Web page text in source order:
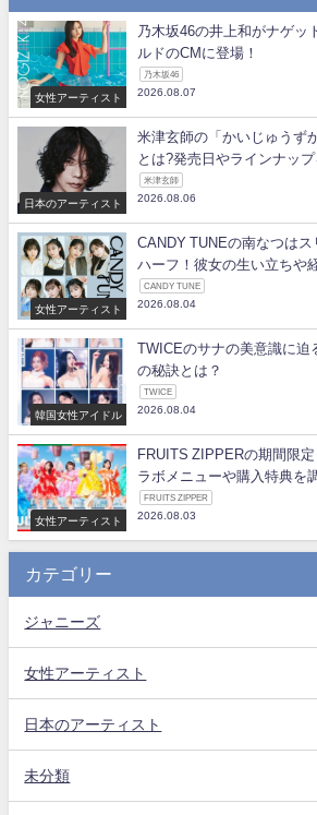
女性アーティスト
乃木坂46の井上和がナゲッ
ルドのCMに登場！
乃木坂46
2026.08.07
日本のアーティスト
米津玄師の「かいじゅうず
とは?発売日やラインナップ
米津玄師
2026.08.06
女性アーティスト
CANDY TUNEの南なつは
ハーフ！彼女の生い立ちや
CANDY TUNE
2026.08.04
韓国女性アイドル
TWICEのサナの美意識に
の秘訣とは？
TWICE
2026.08.04
女性アーティスト
FRUITS ZIPPERの期間限
ラボメニューや購入特典を
FRUITS ZIPPER
2026.08.03
カテゴリー
ジャニーズ
女性アーティスト
日本のアーティスト
未分類